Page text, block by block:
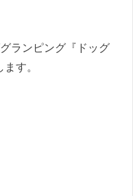
ランピング『ドッグ
す。